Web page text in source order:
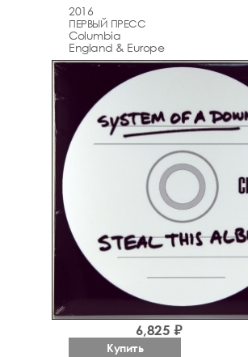
2016
ПЕРВЫЙ ПРЕСС
Columbia
England & Europe
6,825 ₽
Купить